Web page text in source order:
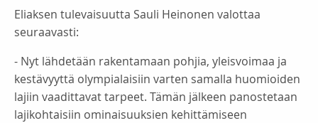
Eliaksen tulevaisuutta Sauli Heinonen valottaa
seuraavasti:
- Nyt lähdetään rakentamaan pohjia, yleisvoimaa ja
kestävyyttä olympialaisiin varten samalla huomioiden
lajiin vaadittavat tarpeet. Tämän jälkeen panostetaan
lajikohtaisiin ominaisuuksien kehittämiseen